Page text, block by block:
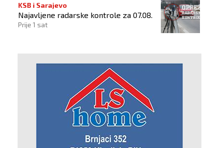
KSB i Sarajevo
Najavljene radarske kontrole za 07.08.
Prije 1 sat